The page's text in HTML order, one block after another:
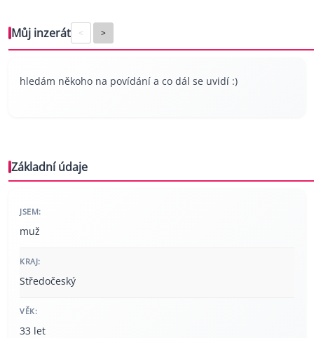
Můj inzerát < >
hledám někoho na povídání a co dál se uvidí :)
Základní údaje
JSEM:
muž
KRAJ:
Středočeský
VĚK:
33 let